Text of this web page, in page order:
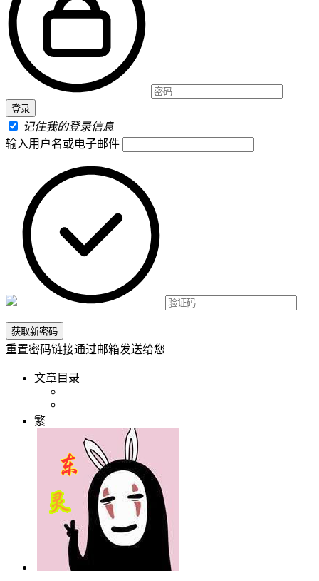
记住我的登录信息
输入用户名或电子邮件
重置密码链接通过邮箱发送给您
文章目录
繁